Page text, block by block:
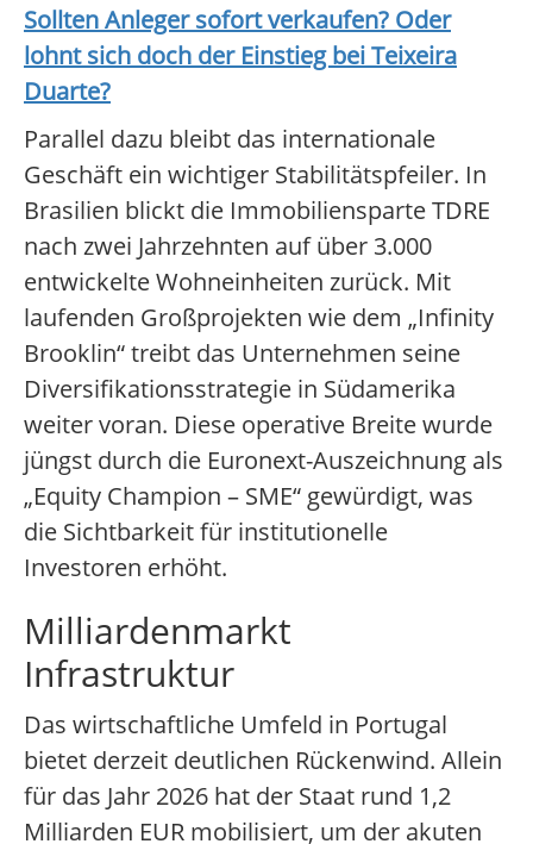
Sollten Anleger sofort verkaufen? Oder
lohnt sich doch der Einstieg beiTeixeira
Duarte?
Parallel dazu bleibt das internationale
Geschäft ein wichtiger Stabilitätspfeiler. In
Brasilien blickt die Immobiliensparte TDRE
nach zwei Jahrzehnten auf über 3.000
entwickelte Wohneinheiten zurück. Mit
laufenden Großprojekten wie dem „Infinity
Brooklin“ treibt das Unternehmen seine
Diversifikationsstrategie in Südamerika
weiter voran. Diese operative Breite wurde
jüngst durch die Euronext-Auszeichnung als
„Equity Champion – SME“ gewürdigt, was
die Sichtbarkeit für institutionelle
Investoren erhöht.
Milliardenmarkt
Infrastruktur
Das wirtschaftliche Umfeld in Portugal
bietet derzeit deutlichen Rückenwind. Allein
für das Jahr 2026 hat der Staat rund 1,2
Milliarden EUR mobilisiert, um der akuten